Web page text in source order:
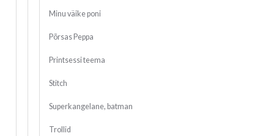
Minu väike poni
Põrsas Peppa
Printsessi teema
Stitch
Superkangelane, batman
Trollid